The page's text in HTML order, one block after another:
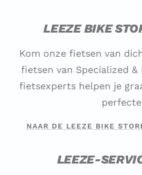
LEEZE BIKE
Kom onze fietsen van
fietsen van Specialized
fietsexperts helpen je
NAAR DE LEEZE BIKE
LEEZE-